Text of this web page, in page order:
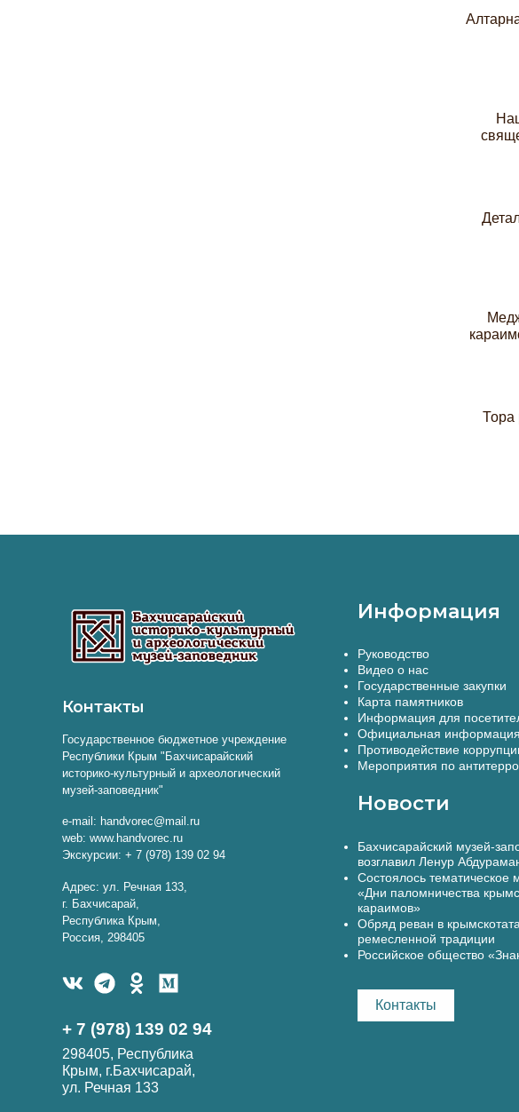
Тора
Контакты
Государственное бюджетное учреждение
Республики Крым "Бахчисарайский
историко-культурный и археологический
музей-заповедник"
e-mail: handvorec@mail.ru
web: www.handvorec.ru
Экскурсии: + 7 (978) 139 02 94
Адрес: ул. Речная 133,
г. Бахчисарай,
Республика Крым,
Россия, 298405
+ 7 (978) 139 02 94
298405, Республика
Крым, г.Бахчисарай,
ул. Речная 133
Информация
Руководство
Видео о нас
Государственные закупки
Карта памятников
Информация для
Официальная информация
Противодействие
Мероприятия по
Новости
Бахчисарайский музей-
возглавил Ленур
Состоялось тематическое
«Дни паломничества
караимов»
Обряд реван в
ремесленной традиции
Российское общество
Контакты